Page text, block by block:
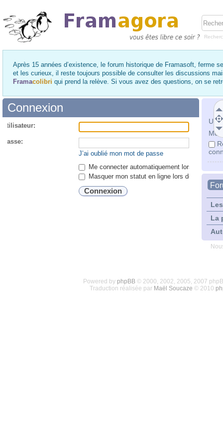
Après 15 années d’existence, le forum historique de Framasoft, ferme
et les curieux, il reste toujours possible de consulter les discussions
Framacolibri qui prend la relève. Si vous avez des questions, on se
Mot
La
Connexion
passe:
J’ai oublié mon mot de passe
Me connecter automatiquement lors de
Masquer mon statut en ligne lors de cette
Powered by phpBB© 2000, 2002, 2005, 2007
Traduction réalisée par Maël Soucaze © 2010